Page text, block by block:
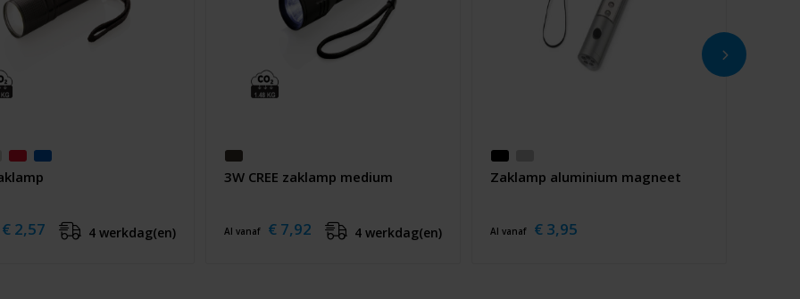
€ 2,57 4 werkdag(en)
3W CREE zaklamp medium
Al vanaf € 7,92 4 werkdag(en)
Zaklamp aluminium magneet
Al vanaf € 3,95